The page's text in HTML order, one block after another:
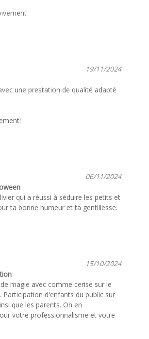
19/11/2024
une prestation de qualité adapté
06/11/2024
qui a réussi à séduire les petits et
ta bonne humeur et ta gentillesse.
15/10/2024
magie avec comme cerise sur le
Participation d'enfants du public sur
que les parents. On en
votre professionnalisme et votre